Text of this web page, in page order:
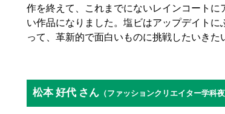
作を終えて、これまでにないレインコート
い作品になりました。塩ビはアップデイト
って、革新的で面白いものに挑戦したいきた
松本 好代 さん （ファッションクリエイター学科